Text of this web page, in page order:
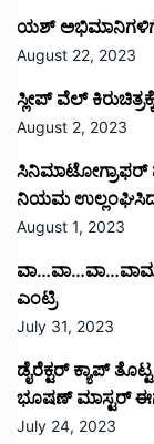
ಯಶ್ ಅಭಿಮಾನಿಗಳಿಗೆ
August 22, 2023
ಸ್ಲೀಪ್ ವೆಲ್
August 2, 2023
ಸಿನಿಮಾಟೋಗ್ರಾಫರ್
ನಿಯಮ
August 1, 2023
ಎಂಟ್ರಿ
July 31, 2023
ಡೈರೆಕ್ಟರ್ ಕ್ಯಾಪ್
ಭೂಷಣ್ ಮಾಸ್ಟರ್
July 24, 2023